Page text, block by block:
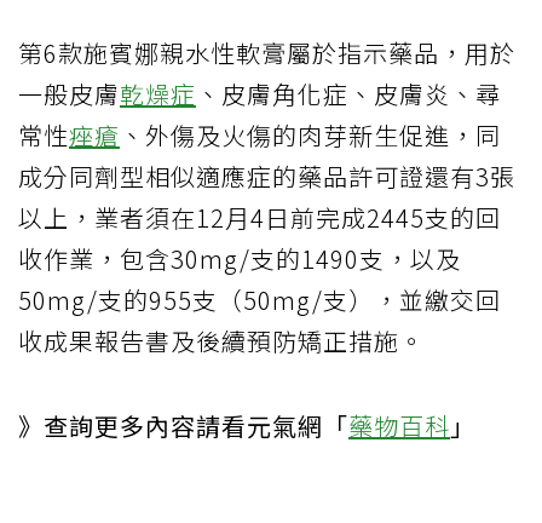
第6款施賓娜親水性軟膏屬於指示藥品，用於
一般皮膚乾燥症 、皮膚角化症、皮膚炎、尋
常性痤瘡 、外傷及火傷的肉芽新生促進，同
成分同劑型相似適應症的藥品許可證還有3張
以上，業者須在12月4日前完成2445支的回
收作業，包含30mg/支的1490支，以及
50mg/支的955支（50mg/支），並繳交回
收成果報告書及後續預防矯正措施。
》查詢更多內容請看元氣網「藥物百科 」